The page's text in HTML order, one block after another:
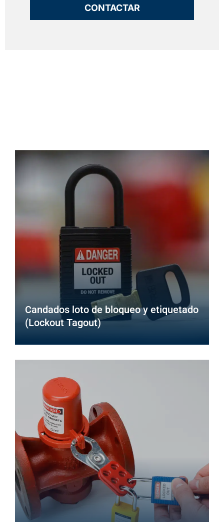
CONTACTAR
Candados loto de bloqueo y etiquetado
(Lockout Tagout)